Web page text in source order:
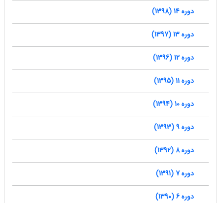
دوره 14 (1398)
دوره 13 (1397)
دوره 12 (1396)
دوره 11 (1395)
دوره 10 (1394)
دوره 9 (1393)
دوره 8 (1392)
دوره 7 (1391)
دوره 6 (1390)